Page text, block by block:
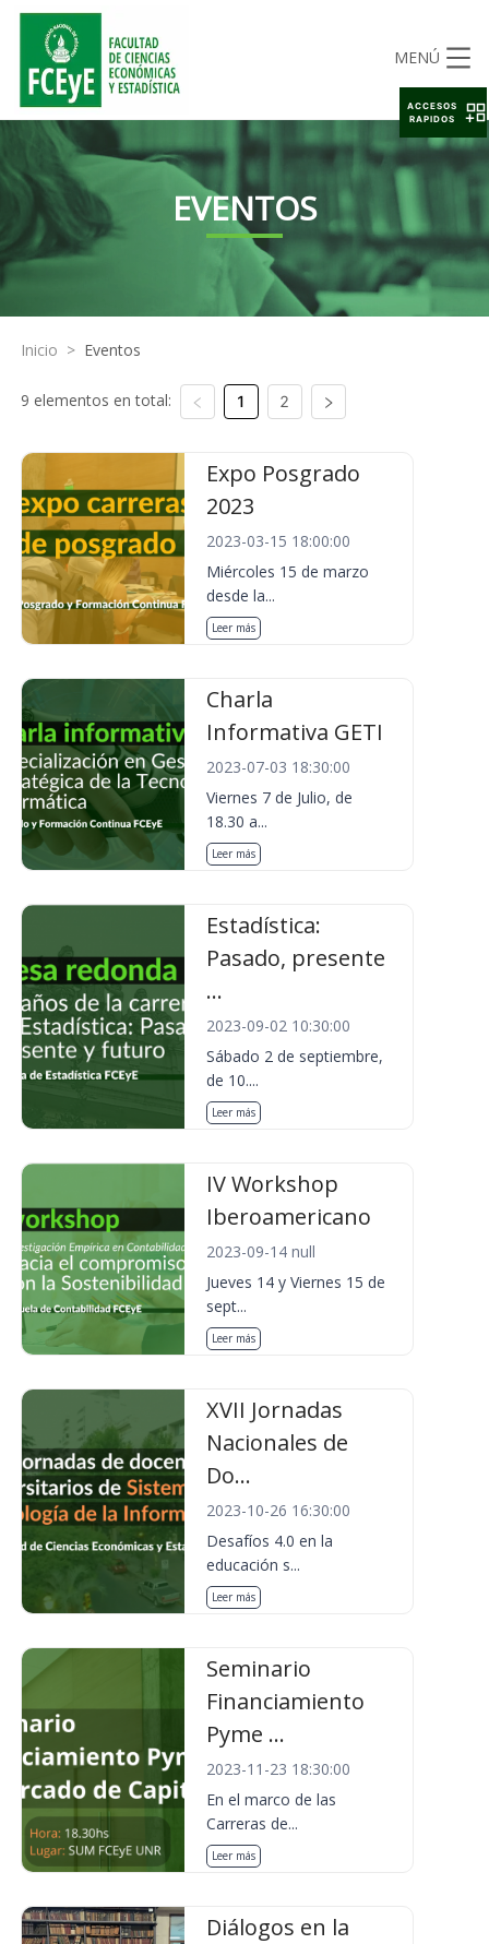
MENÚ
EVENTOS
Inicio > Eventos
9 elementos en total: 1 2
Expo Posgrado
2023
2023-03-15 18:00:00
Miércoles 15 de marzo
desde la...
Leer más
Charla
Informativa GETI
2023-07-03 18:30:00
Viernes 7 de Julio, de
18.30 a...
Leer más
Estadística:
Pasado, presente
...
2023-09-02 10:30:00
Sábado 2 de septiembre,
de 10....
Leer más
IV Workshop
Iberoamericano
2023-09-14 null
Jueves 14 y Viernes 15 de
sept...
Leer más
XVII Jornadas
Nacionales de
Do...
2023-10-26 16:30:00
Desafíos 4.0 en la
educación s...
Leer más
Seminario
Financiamiento
Pyme ...
2023-11-23 18:30:00
En el marco de las
Carreras de...
Leer más
Diálogos en la
ACCESOS
RAPIDOS